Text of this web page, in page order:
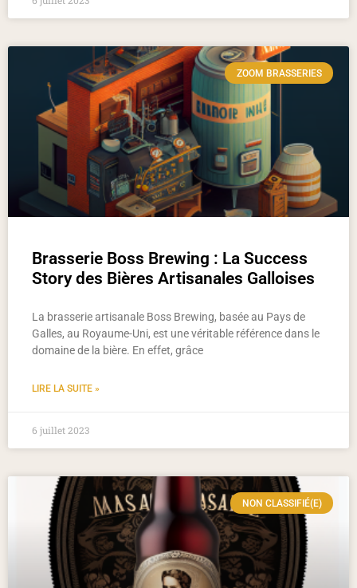
ZOOM BRASSERIES
Brasserie Boss Brewing : La Success
Story des Bières Artisanales Galloises
La brasserie artisanale Boss Brewing, basée au Pays de
Galles, au Royaume-Uni, est une véritable référence dans le
domaine de la bière. En effet, grâce
LIRE LA SUITE »
6 juillet 2023
NON CLASSIFIÉ(E)